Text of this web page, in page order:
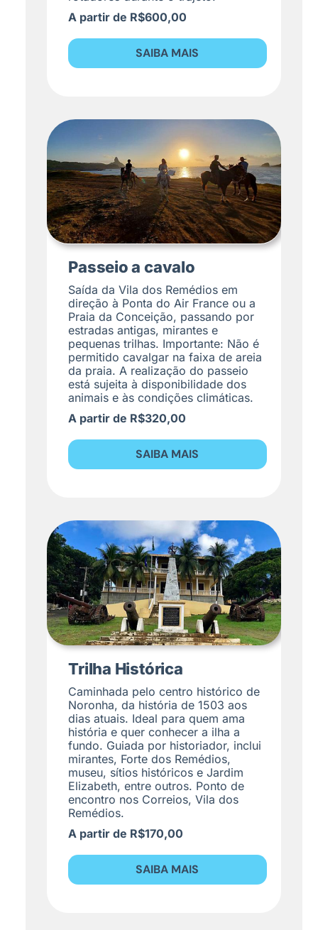
A partir de R$600,00
SAIBA MAIS
Passeio a cavalo
Saída da Vila dos Remédios em
direção à Ponta do Air France ou a
Praia da Conceição, passando por
estradas antigas, mirantes e
pequenas trilhas. Importante: Não é
permitido cavalgar na faixa de areia
da praia. A realização do passeio
está sujeita à disponibilidade dos
animais e às condições climáticas.
A partir de R$320,00
SAIBA MAIS
Trilha Histórica
Caminhada pelo centro histórico de
Noronha, da história de 1503 aos
dias atuais. Ideal para quem ama
história e quer conhecer a ilha a
fundo. Guiada por historiador, inclui
mirantes, Forte dos Remédios,
museu, sítios históricos e Jardim
Elizabeth, entre outros. Ponto de
encontro nos Correios, Vila dos
Remédios.
A partir de R$170,00
SAIBA MAIS